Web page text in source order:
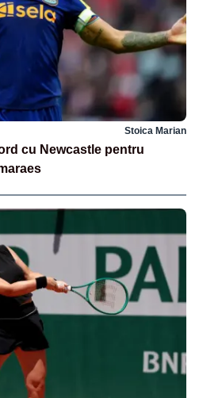
Stoica Marian
cu Newcastle pentru